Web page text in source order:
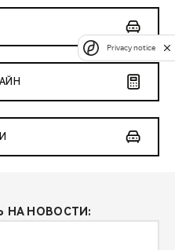
НА НОВОСТИ:
Privacy notice